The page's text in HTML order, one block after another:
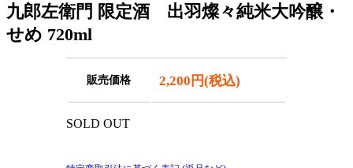
九郎左衛門 限定酒 出羽燦々純米大吟醸・
せめ 720ml
販売価格 2,200円(税込)
SOLD OUT